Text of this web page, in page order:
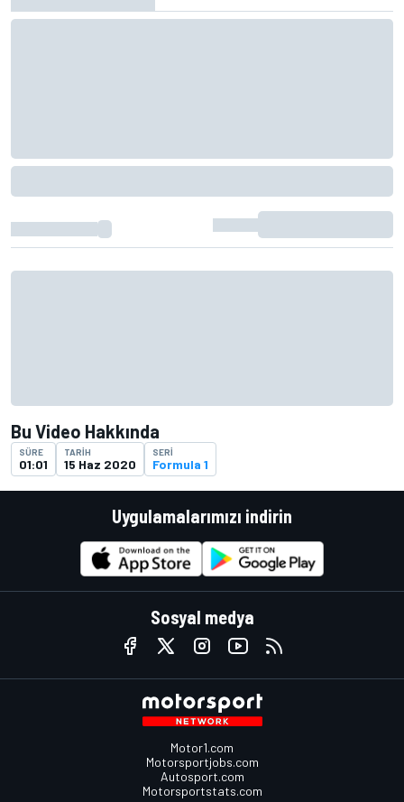
Bu Video Hakkında
SÜRE
01:01
TARIH
15 Haz 2020
SERI
Formula 1
Uygulamalarımızı indirin
Sosyal medya
Motor1.com
Motorsportjobs.com
Autosport.com
Motorsportstats.com